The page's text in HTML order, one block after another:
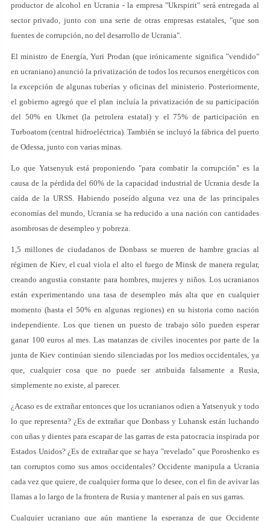
productor de alcohol en Ucrania - la empresa "Ukrspirit" será entregada al
sector privado, junto con una serie de otras empresas estatales, "que son
fuentes de corrupción, no del desarrollo de Ucrania".
El ministro de Energía, Yuri Prodan (que irónicamente significa "vendido"
en ucraniano) anunció la privatización de todos los recursos energéticos con
la excepción de algunas tuberías y oficinas del ministerio. Posteriormente,
el gobierno agregó que el plan incluía la privatización de su participación
del 50% en Ukrnet (la petrolera estatal) y el 75% de participación en
Turboatom (central hidroeléctrica). También se incluyó la fábrica del puerto
de Odessa, junto con varias minas.
Lo que Yatsenyuk está proponiendo "para combatir la corrupción" es la
causa de la pérdida del 60% de la capacidad industrial de Ucrania desde la
caída de la URSS. Habiendo poseído alguna vez una de las principales
economías del mundo, Ucrania se ha reducido a una nación con cantidades
asombrosas de desempleo y pobreza.
1,5 millones de ciudadanos de Donbass se mueren de hambre gracias al
régimen de Kiev, el cual viola el alto el fuego de Minsk de manera regular,
creando angustia constante para hombres, mujeres y niños. Los ucranianos
están experimentando una tasa de desempleo más alta que en cualquier
momento (hasta el 50% en algunas regiones) en su historia como nación
independiente. Los que tienen un puesto de trabajo sólo pueden esperar
ganar 100 euros al mes. Las matanzas de civiles inocentes por parte de la
junta de Kiev continúan siendo silenciadas por los medios occidentales, ya
que, cualquier cosa que no puede ser atribuida falsamente a Rusia,
simplemente no existe, al parecer.
¿Acaso es de extrañar entonces que los ucranianos odien a Yatsenyuk y todo
lo que representa? ¿Es de extrañar que Donbass y Luhansk están luchando
con uñas y dientes para escapar de las garras de esta patocracia inspirada por
Estados Unidos? ¿Es de extrañar que se haya "revelado" que Poroshenko es
tan corruptos como sus amos occidentales? Occidente manipula a Ucrania
cada vez que quiere, de cualquier forma que lo desee, con el fin de avivar las
llamas a lo largo de la frontera de Rusia y mantener al país en sus garras.
Cualquier ucraniano que aún mantiene la esperanza de que Occidente